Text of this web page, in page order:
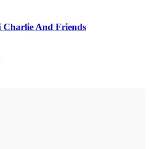
Charlie And Friends